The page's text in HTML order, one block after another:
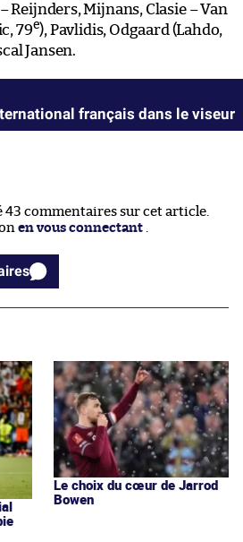
Reijnders, Mijnans, Clasie – Van
79e), Pavlidis, Odgaard (Lahdo,
Jansen.
français dans le viseur
43 commentaires sur cet article.
en vous connectant
Le choix du cœur de Jarrod
Bowen